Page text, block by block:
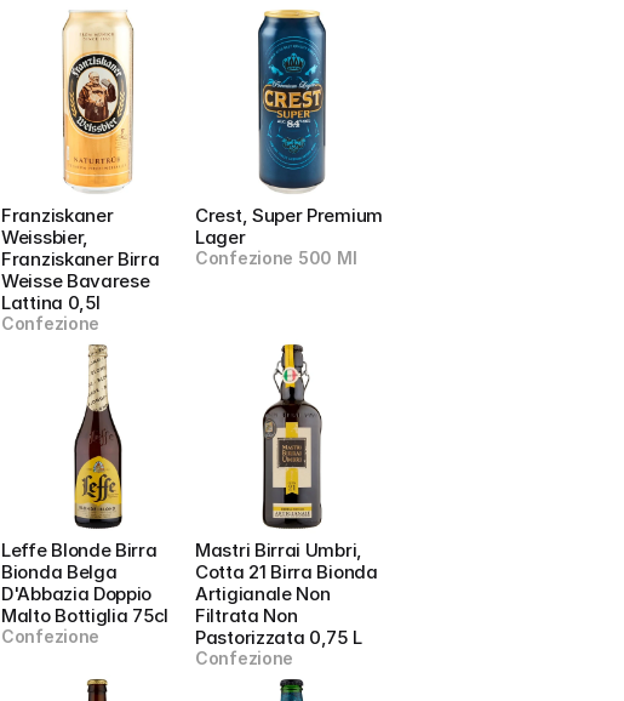
Franziskaner
Weissbier,
Franziskaner Birra
Weisse Bavarese
Lattina 0,5l
Confezione
Crest, Super Premium
Lager
Confezione 500 Ml
Leffe Blonde Birra
Bionda Belga
D'Abbazia Doppio
Malto Bottiglia 75cl
Confezione
Mastri Birrai Umbri,
Cotta 21 Birra Bionda
Artigianale Non
Filtrata Non
Pastorizzata 0,75 L
Confezione